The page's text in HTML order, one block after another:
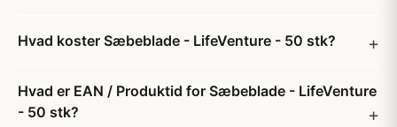
Hvad koster Sæbeblade - LifeVenture - 50 stk?
Hvad er EAN / Produktid for Sæbeblade - LifeVenture
- 50 stk?